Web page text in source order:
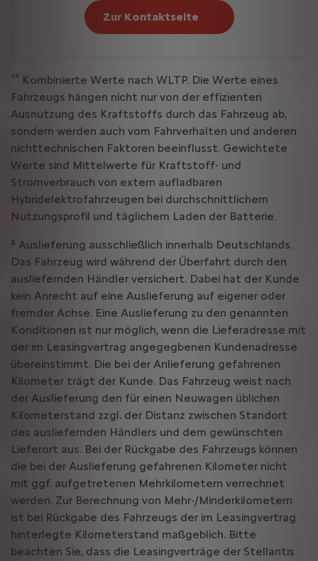
Zur Kontaktseite
** Kombinierte Werte nach WLTP. Die Werte eines
Fahrzeugs hängen nicht nur von der effizienten
Ausnutzung des Kraftstoffs durch das Fahrzeug ab,
sondern werden auch vom Fahrverhalten und anderen
nichttechnischen Faktoren beeinflusst. Gewichtete
Werte sind Mittelwerte für Kraftstoff- und
Stromverbrauch von extern aufladbaren
Hybridelektrofahrzeugen bei durchschnittlichem
Nutzungsprofil und täglichem Laden der Batterie.
a Auslieferung ausschließlich innerhalb Deutschlands.
Das Fahrzeug wird während der Überfahrt durch den
ausliefernden Händler versichert. Dabei hat der Kunde
kein Anrecht auf eine Auslieferung auf eigener oder
fremder Achse. Eine Auslieferung zu den genannten
Konditionen ist nur möglich, wenn die Lieferadresse mit
der im Leasingvertrag angegegbenen Kundenadresse
übereinstimmt. Die bei der Anlieferung gefahrenen
Kilometer trägt der Kunde. Das Fahrzeug weist nach
der Auslieferung den für einen Neuwagen üblichen
Kilometerstand zzgl. der Distanz zwischen Standort
des ausliefernden Händlers und dem gewünschten
Lieferort aus. Bei der Rückgabe des Fahrzeugs können
die bei der Auslieferung gefahrenen Kilometer nicht
mit ggf. aufgetretenen Mehrkilometern verrechnet
werden. Zur Berechnung von Mehr-/Minderkilometern
ist bei Rückgabe des Fahrzeugs der im Leasingvertrag
hinterlegte Kilometerstand maßgeblich. Bitte
beachten Sie, dass die Leasingverträge der Stellantis